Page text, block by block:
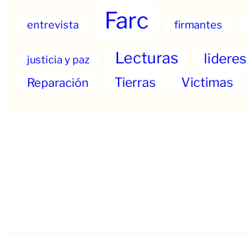
entrevista Farc firmantes
justicia y paz Lecturas lideres
Reparación Tierras Victimas